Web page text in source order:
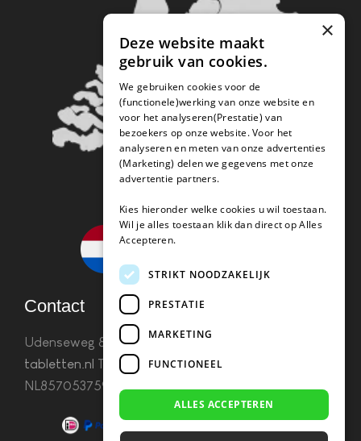
Contact
Udenseweg 8B 5405 PA Udeninfo(@)koffie-
tabletten.nl Tel. 085 782 5578KvK 67529623 Btw:
NL857053759B01
×
Deze website maakt
gebruik van cookies.
We gebruiken cookies voor de
(functionele)werking van onze website en
voor het analyseren(Prestatie) van
bezoekers op onze website. Voor het
analyseren en meten van onze advertenties
(Marketing) delen we gegevens met onze
advertentie partners.
Kies hieronder welke cookies u wil toestaan.
Wil je alles toestaan klik dan direct op Alles
Accepteren.
STRIKT NOODZAKELIJK
PRESTATIE
MARKETING
FUNCTIONEEL
ALLES ACCEPTEREN